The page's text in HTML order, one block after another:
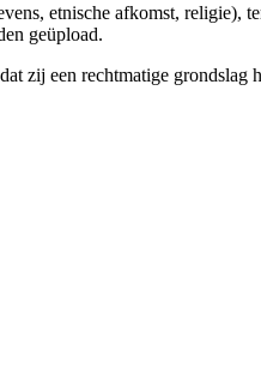
etnische afkomst, religie),
geüpload.
zij een rechtmatige grondslag